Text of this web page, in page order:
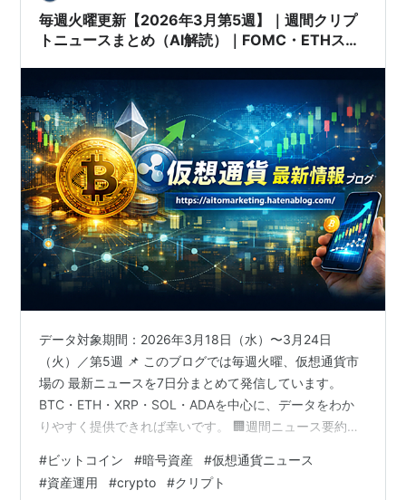
毎週火曜更新【2026年3月第5週】｜週間クリプ
トニュースまとめ（AI解読）｜FOMC・ETHステ
データ対象期間：2026年3月18日（水）〜3月24日
（火）／第5週 📌 このブログでは毎週火曜、仮想通貨市
場の 最新ニュースを7日分まとめて発信しています。
BTC・ETH・XRP・SOL・ADAを中心に、データをわか
りやすく提供できれば幸いです。 🏢週間ニュース要約
BTCは$83,000台から$70,000前後まで調整。しかし
CoinShares Vol.277では全体で10.6億ドルの流入を記録
#ビットコイン #暗号資産 #仮想通貨ニュース
#資産運用 #crypto #クリプト